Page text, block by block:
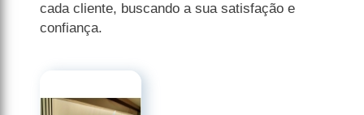
cada cliente, buscando a sua satisfação e
confiança.